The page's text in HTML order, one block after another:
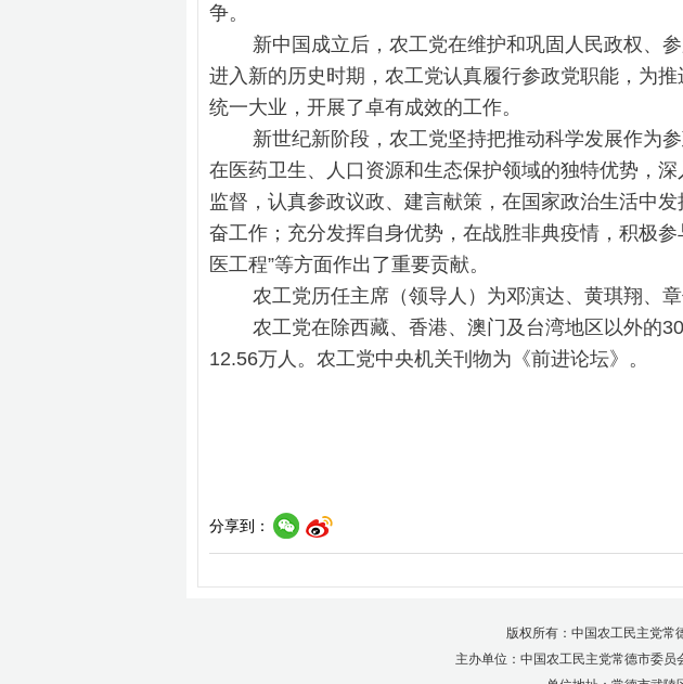
争。
新中国成立后，农工党在维护和巩固人民政权、参
进入新的历史时期，农工党认真履行参政党职能，为
统一大业，开展了卓有成效的工作。
新世纪新阶段，农工党坚持把推动科学发展作为参
在医药卫生、人口资源和生态保护领域的独特优势，
监督，认真参政议政、建言献策，在国家政治生活中
奋工作；充分发挥自身优势，在战胜非典疫情，积极
医工程”等方面作出了重要贡献。
农工党历任主席（领导人）为邓演达、黄琪翔、章
农工党在除西藏、香港、澳门及台湾地区以外的30
12.56万人。农工党中央机关刊物为《前进论坛》。
分享到：
版权所有：中国农工民主党常
主办单位：中国农工民主党常德市委